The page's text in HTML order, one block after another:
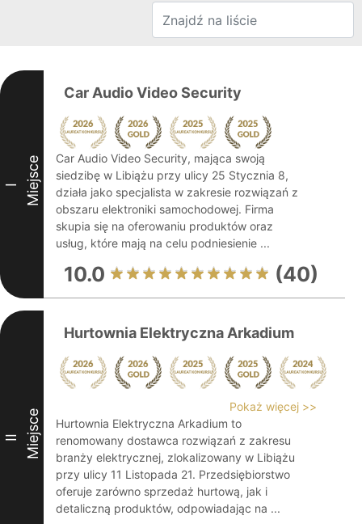
I Miejsce
Car Audio Video Security
Car Audio Video Security, mająca swoją
siedzibę w Libiążu przy ulicy 25 Stycznia 8,
działa jako specjalista w zakresie rozwiązań z
obszaru elektroniki samochodowej. Firma
skupia się na oferowaniu produktów oraz
usług, które mają na celu podniesienie ...
10.0 (40)
II Miejsce
Hurtownia Elektryczna Arkadium
Pokaż więcej >>
Hurtownia Elektryczna Arkadium to
renomowany dostawca rozwiązań z zakresu
branży elektrycznej, zlokalizowany w Libiążu
przy ulicy 11 Listopada 21. Przedsiębiorstwo
oferuje zarówno sprzedaż hurtową, jak i
detaliczną produktów, odpowiadając na ...